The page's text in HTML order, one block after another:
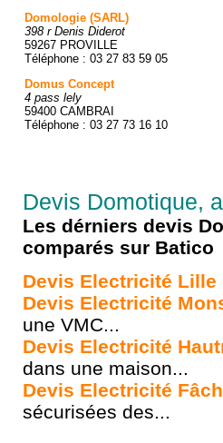
Domologie (SARL)
398 r Denis Diderot
59267 PROVILLE
Téléphone : 03 27 83 59 05
Domus Concept
4 pass lely
59400 CAMBRAI
Téléphone : 03 27 73 16 10
Devis Domotique,
Les dérniers devis
comparés sur Batico
Devis Electricité Lille
Devis Electricité
une VMC...
Devis Electricité
dans une maison...
Devis Electricité
sécurisées des...